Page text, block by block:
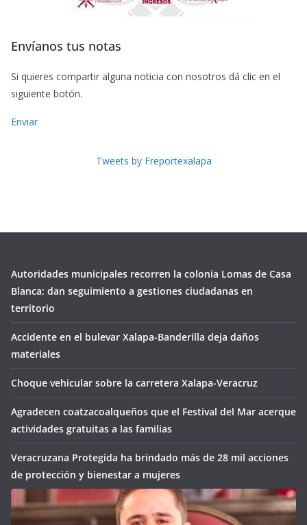
Envíanos tus notas
Si quieres compartir alguna noticia con nosotros dá clic en el
siguiente botón.
Enviar
Tweets by Freportexalapa
Autoridades municipales recorren la colonia Lomas de Casa
Blanca; dan seguimiento a gestiones ciudadanas en
territorio
Accidente en el bulevar Xalapa-Banderilla deja daños
materiales
Choque vehicular sobre la carretera Xalapa-Veracruz
Agradecen coatzacoalqueños que el Festival del Mar acerque
actividades gratuitas a las familias
Veracruzana Protegida ha brindado más de 28 mil acciones
de protección y bienestar a mujeres